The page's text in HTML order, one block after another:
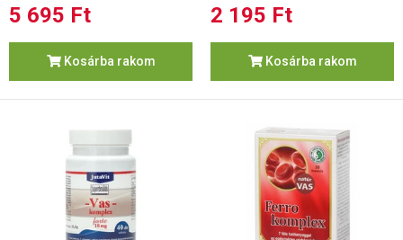
5 695 Ft
Kosárba rakom
2 195 Ft
Kosárba rakom